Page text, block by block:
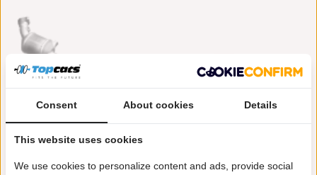
BM Catalysts
€ 856,50
Consent About cookies Details
This website uses cookies
We use cookies to personalize content and ads, provide social